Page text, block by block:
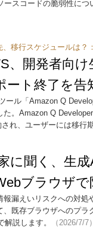
ースコードの脆弱性に
、移行スケジュールは？：
、開発者向
ート終了を
ール「Amazon Q
た。Amazon Q
れ、ユーザーには移行
家に聞く、生
ブラウザで
報漏えいリスクへの対
、既存ブラウザへのプ
説します。
（2026/7/7）